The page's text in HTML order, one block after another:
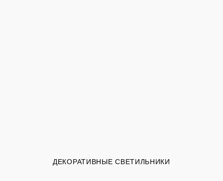
ДЕКОРАТИВНЫЕ СВЕТИЛЬНИКИ